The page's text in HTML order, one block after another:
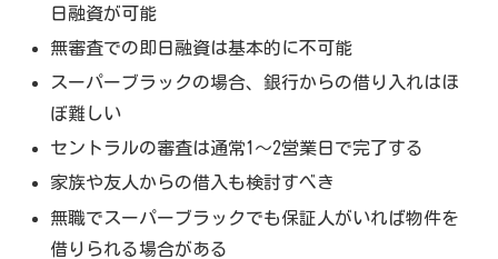
日融資が可能
無審査での即日融資は基本的に不可能
スーパーブラックの場合、銀行からの借り入れはほ
ぼ難しい
セントラルの審査は通常1～2営業日で完了する
家族や友人からの借入も検討すべき
無職でスーパーブラックでも保証人がいれば物件を
借りられる場合がある